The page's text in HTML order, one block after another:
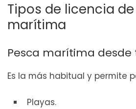
Tipos de licencia
marítima
Pesca marítima desde
Es la más habitual y permite
Playas.